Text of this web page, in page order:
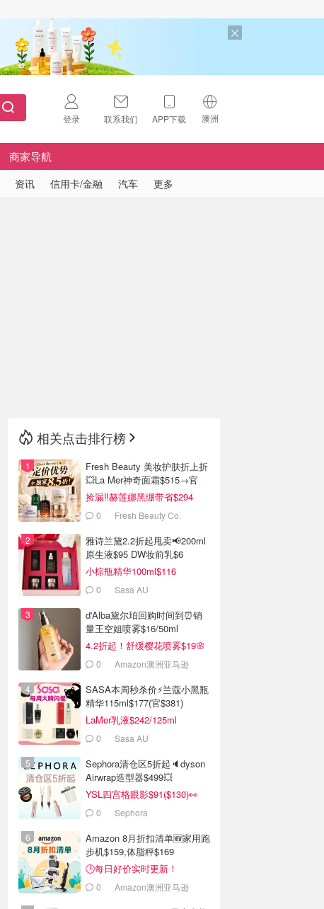
登录 联系我们 APP下载 澳洲
🇺🇸
🇨🇳中国
商家导航
资讯 信用卡/金融 汽车 更多
相关点击排行榜
Fresh Beauty 美妆护肤折上折
💥La Mer神奇面霜$515→官
$955
捡漏‼️赫莲娜黑绷带省$294
0 Fresh Beauty Co.
雅诗兰黛2.2折起甩卖📢200ml
原生液$95 DW妆前乳$6
小棕瓶精华100ml$116
0 Sasa AU
d'Alba黛尔珀回购时间到⏰️销
量王空姐喷雾$16/50ml
4.2折起！舒缓樱花喷雾$19🌸
0 Amazon澳洲亚马逊
SASA本周秒杀价⚡️兰蔻小黑瓶
精华115ml$177(官$381)
LaMer乳液$242/125ml
0 Sasa AU
Sephora清仓区5折起🔈dyson
Airwrap造型器$499💥
YSL四宫格眼影$91($130)👀
0 Sephora
Amazon 8月折扣清单🆕家用跑
步机$159,体脂秤$169
🕒每日好价实时更新！
0 Amazon澳洲亚马逊